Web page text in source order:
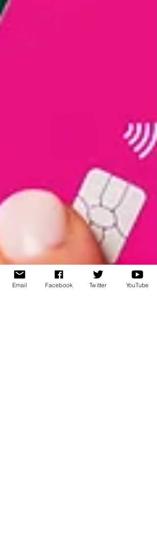
Email Facebook Twitter YouTube